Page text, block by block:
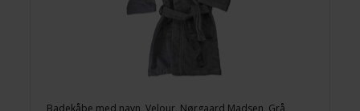
Badekåbe med navn, Velour, Nørgaard Madsen, Grå